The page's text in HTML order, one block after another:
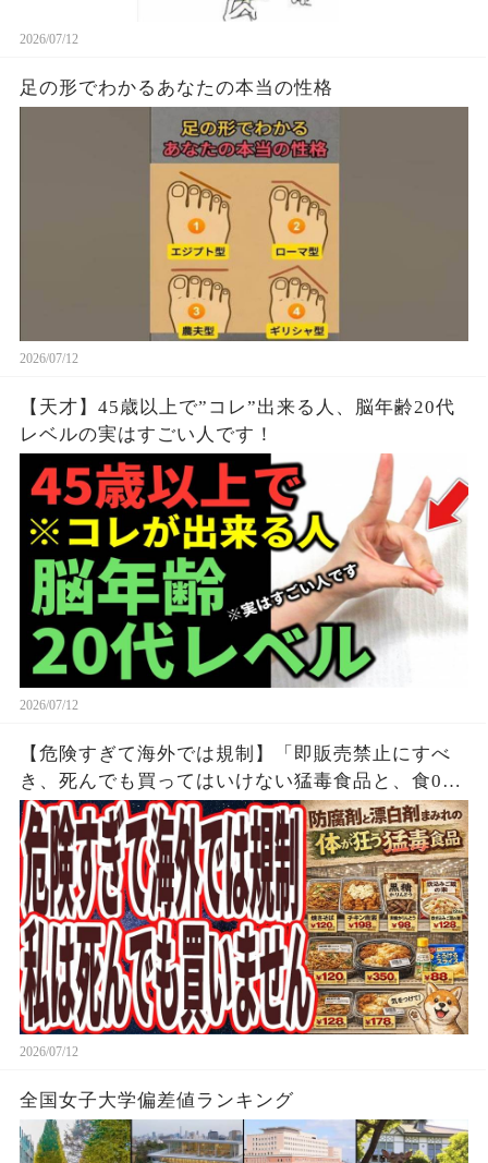
2026/07/12
足の形でわかるあなたの本当の性格
2026/07/12
【天才】45歳以上で”コレ”出来る人、脳年齢20代
レベルの実はすごい人です！
2026/07/12
【危険すぎて海外では規制】「即販売禁止にすべ
き、死んでも買ってはいけない猛毒食品と、食00
円以下で買える なぜか報道されない天然の薬レ
ベルの神食品」
2026/07/12
全国女子大学偏差値ランキング